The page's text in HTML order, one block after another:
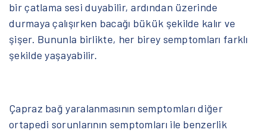
bir çatlama sesi duyabilir, ardından üzerinde
durmaya çalışırken bacağı bükük şekilde kalır ve
şişer. Bununla birlikte, her birey semptomları farklı
şekilde yaşayabilir.
Çapraz bağ yaralanmasının semptomları diğer
ortapedi sorunlarının semptomları ile benzerlik